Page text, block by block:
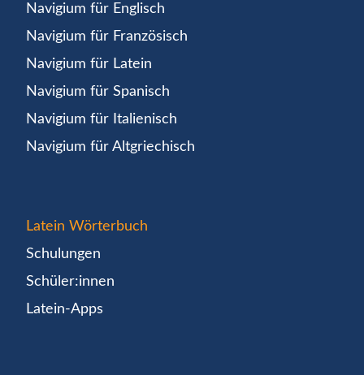
Navigium für Englisch
Navigium für Französisch
Navigium für Latein
Navigium für Spanisch
Navigium für Italienisch
Navigium für Altgriechisch
Latein Wörterbuch
Schulungen
Schüler:innen
Latein-Apps